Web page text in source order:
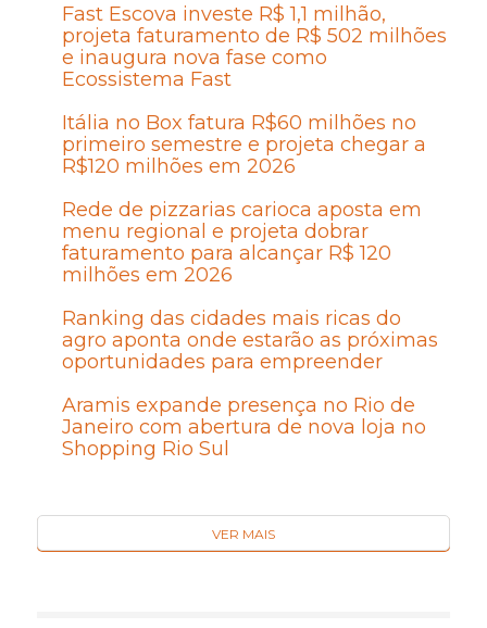
Fast Escova investe R$ 1,1 milhão,
projeta faturamento de R$ 502 milhões
e inaugura nova fase como
Ecossistema Fast
Itália no Box fatura R$60 milhões no
primeiro semestre e projeta chegar a
R$120 milhões em 2026
Rede de pizzarias carioca aposta em
menu regional e projeta dobrar
faturamento para alcançar R$ 120
milhões em 2026
Ranking das cidades mais ricas do
agro aponta onde estarão as próximas
oportunidades para empreender
Aramis expande presença no Rio de
Janeiro com abertura de nova loja no
Shopping Rio Sul
VER MAIS